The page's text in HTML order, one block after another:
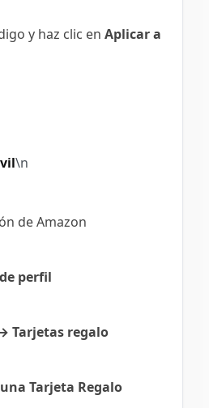
y haz clic en Aplicar a
\n
de Amazon
perfil
Tarjetas regalo
Tarjeta Regalo